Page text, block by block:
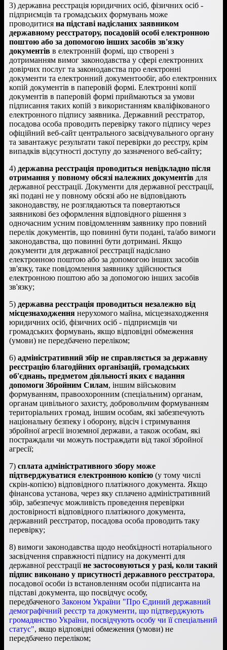
3) державна реєстрація юридичних осіб, фізичних осіб -
підприємців та громадських формувань може
проводитися на підставі надісланих заявником
державному реєстратору, посадовій особі електронною
поштою або за допомогою інших засобів зв'язку
документів в електронній формі, що створені з
дотриманням вимог законодавства у сфері електронних
довірчих послуг та законодавства про електронні
документи та електронний документообіг, або електронних
копій документів в паперовій формі. Електронні копії
документів в паперовій формі приймаються за умови
підписання таких копій з використанням кваліфікованого
електронного підпису заявника. Державний реєстратор,
посадова особа проводить перевірку такого підпису через
офіційний веб-сайт центрального засвідчувального органу
та завантажує результати такої перевірки до реєстру, крім
випадків відсутності доступу до зазначеного веб-сайту;
4) державна реєстрація проводиться невідкладно після
отримання у повному обсязі належних документів для
державної реєстрації. Документи для державної реєстрації,
які подані не у повному обсязі або не відповідають
законодавству, не розглядаються та повертаються
заявникові без оформлення відповідного рішення з
одночасним усним повідомленням заявнику про повний
перелік документів, що повинні бути подані, та/або вимоги
законодавства, що повинні бути дотримані. Якщо
документи для державної реєстрації надіслано
електронною поштою або за допомогою інших засобів
зв'язку, таке повідомлення заявнику здійснюється
електронною поштою або за допомогою інших засобів
зв'язку;
5) державна реєстрація проводиться незалежно від
місцезнаходження нерухомого майна, місцезнаходження
юридичних осіб, фізичних осіб - підприємців чи
громадських формувань, якщо відповідні обмеження
(умови) не передбачено переліком;
6) адміністративний збір не справляється за державну
реєстрацію благодійних організацій, громадських
об'єднань, предметом діяльності яких є надання
допомоги Збройним Силам, іншим військовим
формуванням, правоохоронним (спеціальним) органам,
органам цивільного захисту, добровольчим формуванням
територіальних громад, іншим особам, які забезпечують
національну безпеку і оборону, відсіч і стримування
збройної агресії іноземної держави, а також особам, які
постраждали чи можуть постраждати від такої збройної
агресії;
7) сплата адміністративного збору може
підтверджуватися електронною копією (у тому числі
скрін-копією) відповідного платіжного документа. Якщо
фінансова установа, через яку сплачено адміністративний
збір, забезпечує можливість проведення перевірки
достовірності відповідного платіжного документа,
державний реєстратор, посадова особа проводить таку
перевірку;
8) вимоги законодавства щодо необхідності нотаріального
засвідчення справжності підпису на документі для
державної реєстраціїне застосовуються у разі, коли такий
підпис виконано у присутності державного реєстратора,
посадової особи із встановленням особи підписанта на
підставі документа, що посвідчує особу,
передбаченого Законом України "Про Єдиний державний
демографічний реєстр та документи, що підтверджують
громадянство України, посвідчують особу чи її спеціальний
статус", якщо відповідні обмеження (умови) не
передбачено переліком;